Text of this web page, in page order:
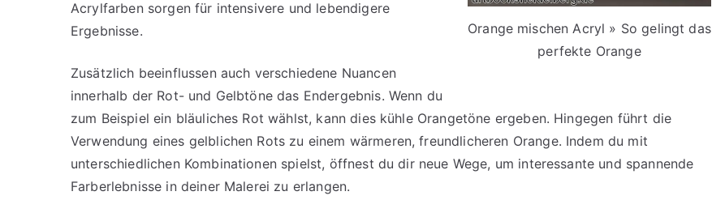
Orange mischen Acryl » So gelingt das
perfekte Orange
Acrylfarben sorgen für intensivere und lebendigere
Ergebnisse.
Zusätzlich beeinflussen auch verschiedene Nuancen
innerhalb der Rot- und Gelbtöne das Endergebnis. Wenn du
zum Beispiel ein bläuliches Rot wählst, kann dies kühle Orangetöne ergeben. Hingegen führt die
Verwendung eines gelblichen Rots zu einem wärmeren, freundlicheren Orange. Indem du mit
unterschiedlichen Kombinationen spielst, öffnest du dir neue Wege, um interessante und spannende
Farberlebnisse in deiner Malerei zu erlangen.